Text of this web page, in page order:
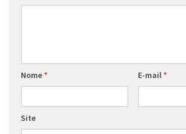
Nome* E-mail *
Site